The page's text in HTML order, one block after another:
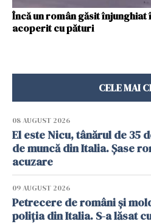
Încă un român găsit
acoperit cu pături
CELE MAI
08 AUGUST 2026
El este Nicu, tânărul de 35
de muncă din Italia. Șase
acuzare
09 AUGUST 2026
Petrecere de români și
poliția din Italia. S-a lăsat